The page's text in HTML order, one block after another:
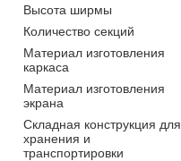
Высота ширмы
Количество секций
Материал изготовления
каркаса
Материал изготовления
экрана
Складная конструкция для
хранения и
транспортировки